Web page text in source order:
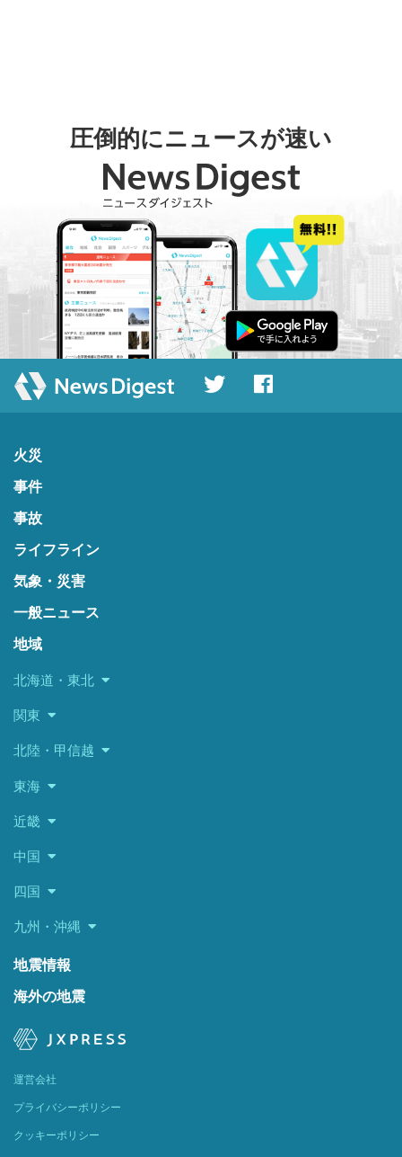
圧倒的にニュースが速い
火災
事件
事故
ライフライン
気象・災害
一般ニュース
地域
北海道・東北
関東
北陸・甲信越
東海
近畿
中国
四国
九州・沖縄
地震情報
海外の地震
運営会社
プライバシーポリシー
クッキーポリシー